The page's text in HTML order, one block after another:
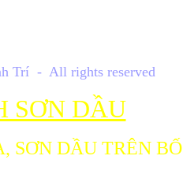
Trí - All rights reserved
SƠN DẦU
SƠN DẦU TRÊN BỐ